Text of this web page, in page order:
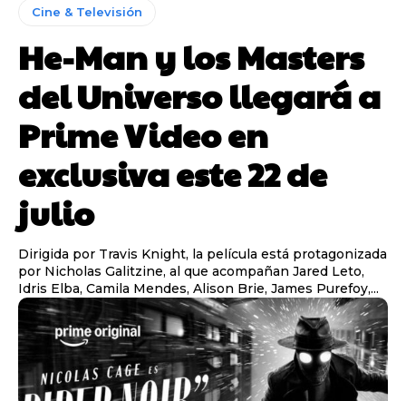
Cine & Televisión
He-Man y los Masters
del Universo llegará a
Prime Video en
exclusiva este 22 de
julio
Dirigida por Travis Knight, la película está protagonizada
por Nicholas Galitzine, al que acompañan Jared Leto,
Idris Elba, Camila Mendes, Alison Brie, James Purefoy,...